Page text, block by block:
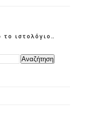
ιστολόγιο